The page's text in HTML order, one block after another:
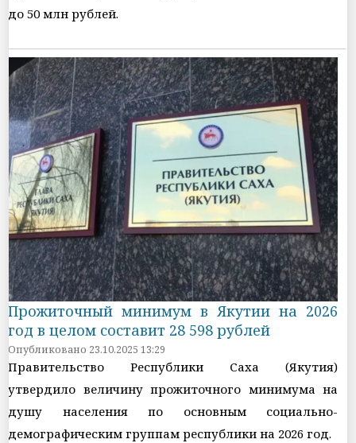
до 50 млн рублей.
Прожиточный минимум в Якутии на 2026
год в целом составит 28 598 рублей
Опубликовано 23.10.2025 13:29
Правительство Республики Саха (Якутия)
утвердило величину прожиточного минимума на
душу населения по основным социально-
демографическим группам республики на 2026 год.